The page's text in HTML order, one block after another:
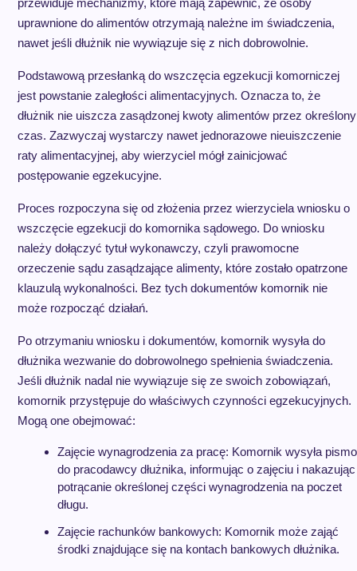
przewiduje mechanizmy, które mają zapewnić, że osoby
uprawnione do alimentów otrzymają należne im świadczenia,
nawet jeśli dłużnik nie wywiązuje się z nich dobrowolnie.
Podstawową przesłanką do wszczęcia egzekucji komorniczej
jest powstanie zaległości alimentacyjnych. Oznacza to, że
dłużnik nie uiszcza zasądzonej kwoty alimentów przez określony
czas. Zazwyczaj wystarczy nawet jednorazowe nieuiszczenie
raty alimentacyjnej, aby wierzyciel mógł zainicjować
postępowanie egzekucyjne.
Proces rozpoczyna się od złożenia przez wierzyciela wniosku o
wszczęcie egzekucji do komornika sądowego. Do wniosku
należy dołączyć tytuł wykonawczy, czyli prawomocne
orzeczenie sądu zasądzające alimenty, które zostało opatrzone
klauzulą wykonalności. Bez tych dokumentów komornik nie
może rozpocząć działań.
Po otrzymaniu wniosku i dokumentów, komornik wysyła do
dłużnika wezwanie do dobrowolnego spełnienia świadczenia.
Jeśli dłużnik nadal nie wywiązuje się ze swoich zobowiązań,
komornik przystępuje do właściwych czynności egzekucyjnych.
Mogą one obejmować:
Zajęcie wynagrodzenia za pracę: Komornik wysyła pismo
do pracodawcy dłużnika, informując o zajęciu i nakazując
potrącanie określonej części wynagrodzenia na poczet
długu.
Zajęcie rachunków bankowych: Komornik może zająć
środki znajdujące się na kontach bankowych dłużnika.